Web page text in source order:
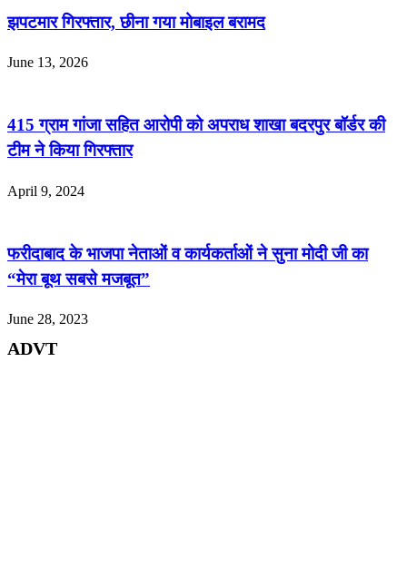
झपटमार गिरफ्तार, छीना गया मोबाइल बरामद
June 13, 2026
415 ग्राम गांजा सहित आरोपी को अपराध शाखा बदरपुर बॉर्डर की
टीम ने किया गिरफ्तार
April 9, 2024
फरीदाबाद के भाजपा नेताओं व कार्यकर्ताओं ने सुना मोदी जी का
“मेरा बूथ सबसे मजबूत”
June 28, 2023
ADVT